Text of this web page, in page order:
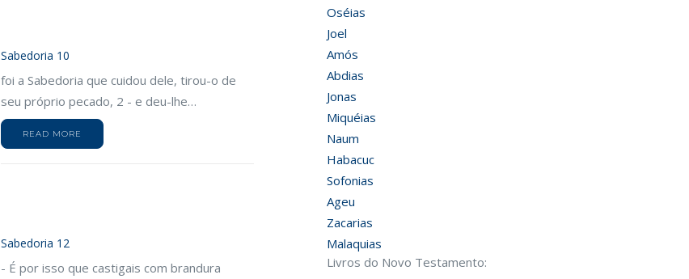
Sabedoria 10
foi a Sabedoria que cuidou dele, tirou-o de
seu próprio pecado, 2 - e deu-lhe…
READ MORE
Sabedoria 12
- É por isso que castigais com brandura
Oséias
Joel
Amós
Abdias
Jonas
Miquéias
Naum
Habacuc
Sofonias
Ageu
Zacarias
Malaquias
Livros do Novo Testamento: